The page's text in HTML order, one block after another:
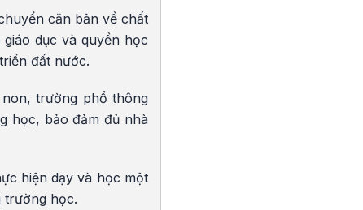
căn bản về chất
dục và quyền học
đất nước.
trường phổ thông
học, bảo đảm đủ nhà
hiện dạy và học một
trường học.